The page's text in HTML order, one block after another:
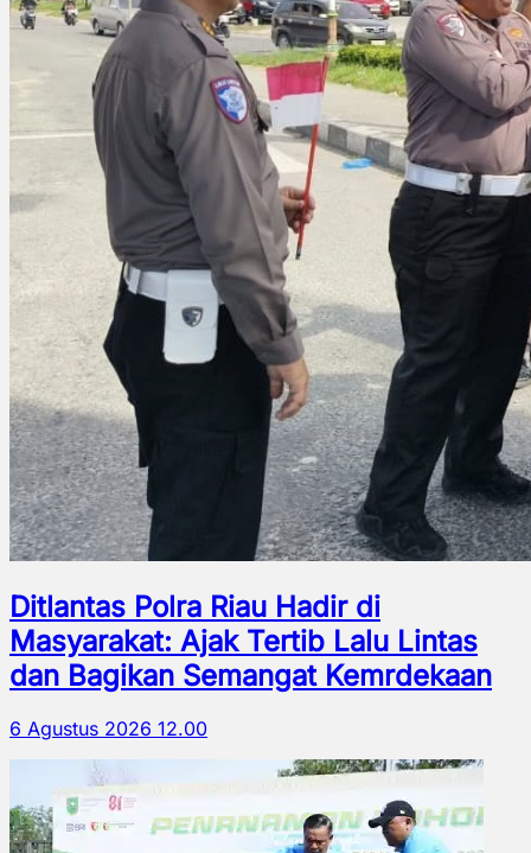
Ditlantas Polra Riau Hadir di
Masyarakat: Ajak Tertib Lalu Lintas
dan Bagikan Semangat Kemrdekaan
6 Agustus 2026 12.00